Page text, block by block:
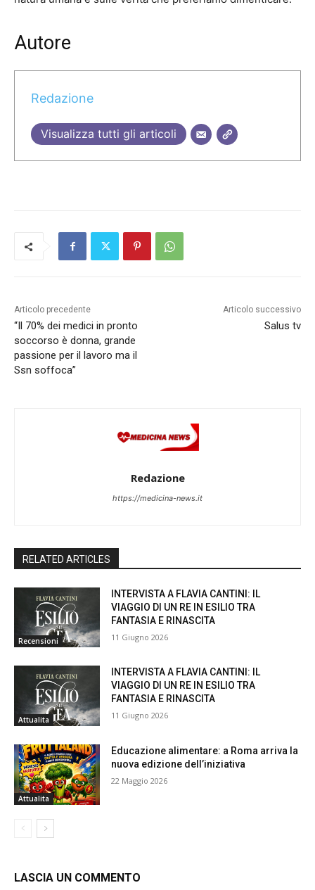
Autore
Redazione
Visualizza tutti gli articoli
Articolo precedente
“Il 70% dei medici in pronto
soccorso è donna, grande
passione per il lavoro ma il
Ssn soffoca”
Articolo successivo
Salus tv
Redazione
https://medicina-news.it
RELATED ARTICLES
Recensioni
INTERVISTA A FLAVIA CANTINI: IL
VIAGGIO DI UN RE IN ESILIO TRA
FANTASIA E RINASCITA
11 Giugno 2026
Attualita
INTERVISTA A FLAVIA CANTINI: IL
VIAGGIO DI UN RE IN ESILIO TRA
FANTASIA E RINASCITA
11 Giugno 2026
Attualita
Educazione alimentare: a Roma arriva la
nuova edizione dell’iniziativa
22 Maggio 2026
LASCIA UN COMMENTO